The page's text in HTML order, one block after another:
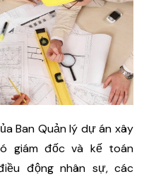
Ban Quản lý dự án xây
giám đốc và kế toán
động nhân sự, các